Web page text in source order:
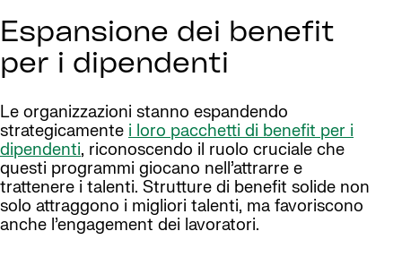
Espansione dei benefit
per i dipendenti
Le organizzazioni stanno espandendo
strategicamente i loro pacchetti di benefit per i
dipendenti, riconoscendo il ruolo cruciale che
questi programmi giocano nell’attrarre e
trattenere i talenti. Strutture di benefit solide non
solo attraggono i migliori talenti, ma favoriscono
anche l’engagement dei lavoratori.